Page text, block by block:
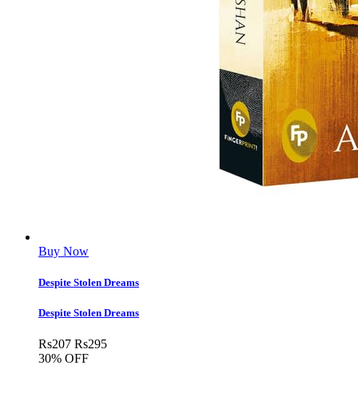
Buy Now
Despite Stolen Dreams
Despite Stolen Dreams
Rs207 Rs295
30% OFF